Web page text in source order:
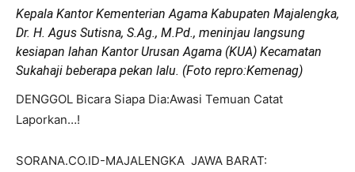
Kepala Kantor Kementerian Agama Kabupaten Majalengka,
Dr. H. Agus Sutisna, S.Ag., M.Pd., meninjau langsung
kesiapan lahan Kantor Urusan Agama (KUA) Kecamatan
Sukahaji beberapa pekan lalu. (Foto repro:Kemenag)
DENGGOL Bicara Siapa Dia:Awasi Temuan Catat
Laporkan…!
SORANA.CO.ID-MAJALENGKA JAWA BARAT: